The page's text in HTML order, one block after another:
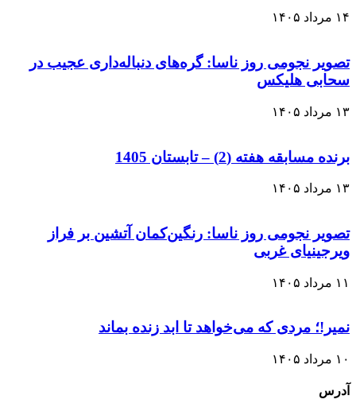
نجومی روز ناسا: گره‌های دنباله‌داری عجیب در
هلیکس
هفته (2) – تابستان 1405
نجومی روز ناسا: رنگین‌کمان آتشین بر فراز
غربی
مردی که می‌خواهد تا ابد زنده بماند